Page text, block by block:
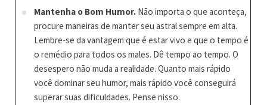
Mantenha o Bom Humor. Não importa o que aconteça,
procure maneiras de manter seu astral sempre em alta.
Lembre-se da vantagem que é estar vivo e que o tempo é
o remédio para todos os males. Dê tempo ao tempo. O
desespero não muda a realidade. Quanto mais rápido
você dominar seu humor, mais rápido você conseguirá
superar suas dificuldades. Pense nisso.